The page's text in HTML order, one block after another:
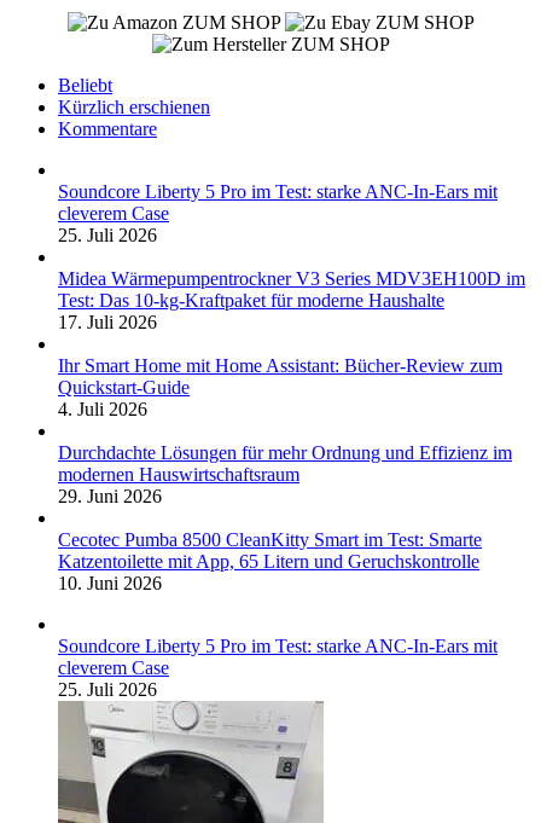
ZUM SHOP
ZUM SHOP
ZUM SHOP
Beliebt
Kürzlich erschienen
Kommentare
Soundcore Liberty 5 Pro im Test: starke ANC-In-Ears mit
cleverem Case
25. Juli 2026
Midea Wärmepumpentrockner V3 Series MDV3EH100D im
Test: Das 10-kg-Kraftpaket für moderne Haushalte
17. Juli 2026
Ihr Smart Home mit Home Assistant: Bücher-Review zum
Quickstart-Guide
4. Juli 2026
Durchdachte Lösungen für mehr Ordnung und Effizienz im
modernen Hauswirtschaftsraum
29. Juni 2026
Cecotec Pumba 8500 CleanKitty Smart im Test: Smarte
Katzentoilette mit App, 65 Litern und Geruchskontrolle
10. Juni 2026
Soundcore Liberty 5 Pro im Test: starke ANC-In-Ears mit
cleverem Case
25. Juli 2026